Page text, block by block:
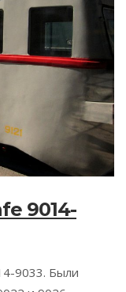
9014-
9033. Были